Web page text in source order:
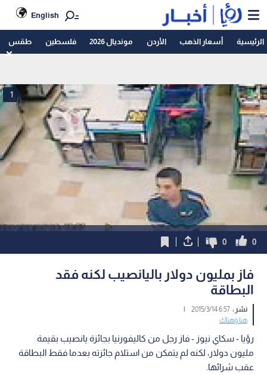
English
الرئيسية أسعار الذهب الأردن مونديال 2026 فلسطين طقس
1
0
0
فاز بمليون دولار باليانصيب لكنه فقد
البطاقة
نشر :6:57 2015/3/14
|
هنا وهناك
رؤيا - سكاي نيوز - فاز رجل من كاليفورنيا بجائزة يانصيب بقيمة
مليون دولار، لكنه لم يتمكن من استلام جائزته بعدما فقط البطاقة
عقب شرائها.